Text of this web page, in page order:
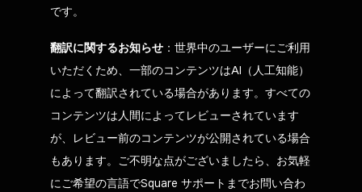
です。
翻訳に関するお知らせ ：世界中のユーザーにご利用
いただくため、一部のコンテンツはAI（人工知能）
によって翻訳されている場合があります。すべての
コンテンツは人間によってレビューされています
が、レビュー前のコンテンツが公開されている場合
もあります。ご不明な点がございましたら、お気軽
にご希望の言語でSquare サポートまでお問い合わ